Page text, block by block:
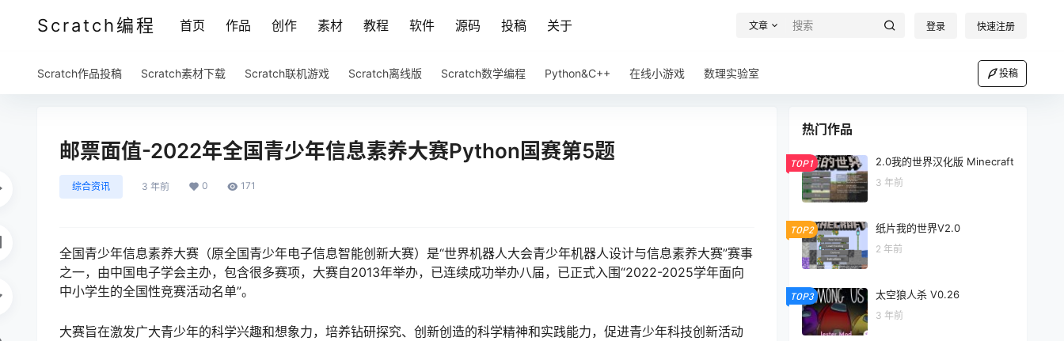
Scratch编程 首页 作品 创作 素材 教程 软件 源码 投稿 关于 文章 登录 快速注册
Scratch作品投稿 Scratch素材下载 Scratch联机游戏 Scratch离线版 Scratch数学编程 Python&C++ 在线小游戏 数理实验室 投稿
邮票面值-2022年全国青少年信息素养大赛Python国赛第5题
综合资讯 3 年前 0 171
全国青少年信息素养大赛（原全国青少年电子信息智能创新大赛）是“世界机器人大会青少年机器人设计与信息素养大赛”赛事
之一，由中国电子学会主办，包含很多赛项，大赛自2013年举办，已连续成功举办八届，已正式入围“2022-2025学年面向
中小学生的全国性竞赛活动名单”。
大赛旨在激发广大青少年的科学兴趣和想象力，培养钻研探究、创新创造的科学精神和实践能力，促进青少年科技创新活动
热门作品
TOP1 2.0我的世界汉化版 Minecraft
3 年前
TOP2 纸片我的世界V2.0
2 年前
TOP3 太空狼人杀 V0.26
3 年前